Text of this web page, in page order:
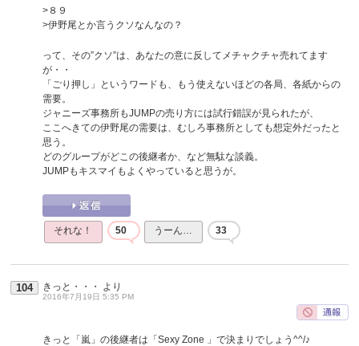
>８９
>伊野尾とか言うクソなんなの？
って、その”クソ”は、あなたの意に反してメチャクチャ売れてます
が・・
「ごり押し」というワードも、もう使えないほどの各局、各紙からの
需要。
ジャニーズ事務所もJUMPの売り方には試行錯誤が見られたが、
ここへきての伊野尾の需要は、むしろ事務所としても想定外だったと
思う。
どのグループがどこの後継者か、など無駄な談義。
JUMPもキスマイもよくやっていると思うが。
それな！ 50 うーん… 33
104 きっと・・・ より
2016年7月19日 5:35 PM
きっと「嵐」の後継者は「Sexy Zone 」で決まりでしょう^^/♪